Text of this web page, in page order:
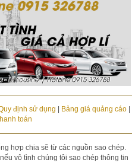
định sử dụng Bảng giá quảng cáo|
toán
hợp chia sẽ từ các nguồn sao chép.
vô tình chúng tôi sao chép thông tin